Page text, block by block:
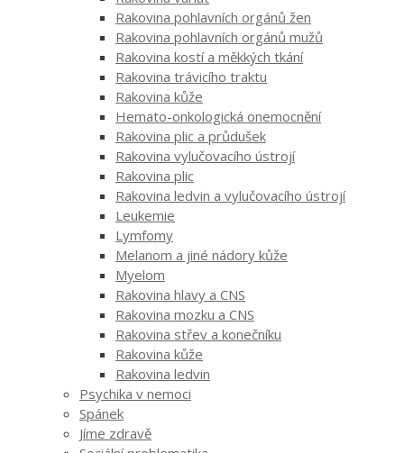
Rakovina pohlavních orgánů žen
Rakovina pohlavních orgánů mužů
Rakovina kostí a měkkých tkání
Rakovina trávicího traktu
Rakovina kůže
Hemato-onkologická onemocnění
Rakovina plic a průdušek
Rakovina vylučovacího ústrojí
Rakovina plic
Rakovina ledvin a vylučovacího ústrojí
Leukemie
Lymfomy
Melanom a jiné nádory kůže
Myelom
Rakovina hlavy a CNS
Rakovina mozku a CNS
Rakovina střev a konečníku
Rakovina kůže
Rakovina ledvin
Psychika v nemoci
Spánek
Jíme zdravě